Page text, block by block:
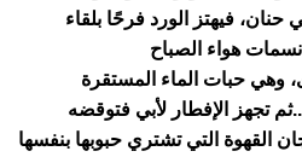
حنان، فيهتز الورد فرحًا بلقاء
هواء الصباح
وهي حبات الماء المستقرة
تجهز الإفطار لأبي فتوقضه
القهوة التي تشتري حبوبها بنفسها